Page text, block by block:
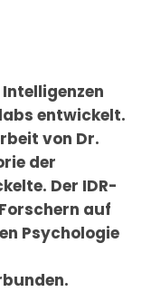
entwickelt.
von Dr.
der
Der IDR-
auf
Psychologie